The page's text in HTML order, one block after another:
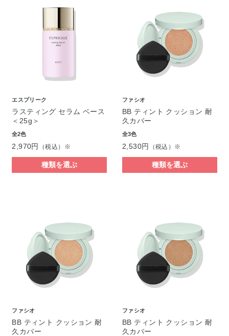
エスプリーク
ラスティング セラム ベース
＜25g＞
全2色
2,970円 （税込）※
種類を選ぶ
ファシオ
BB ティント クッション 耐
久カバー
全3色
2,530円 （税込）※
種類を選ぶ
ファシオ
BB ティント クッション 耐
久カバー
ファシオ
BB ティント クッション 耐
久カバー